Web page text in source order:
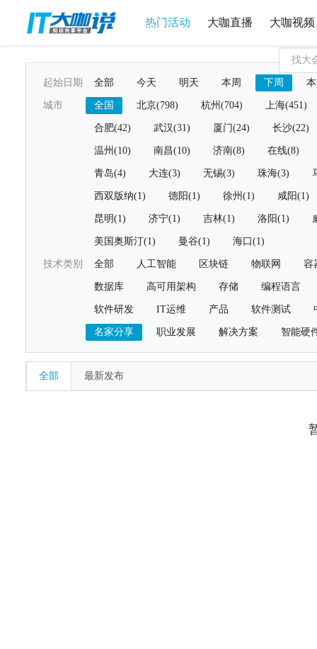
热门活动 大咖直播 大咖视频
起始日期 全部 今天 明天 本周 下周
城市 全国 北京(798) 杭州(704) 上海(451)
合肥(42) 武汉(31) 厦门(24) 长沙(22)
温州(10) 南昌(10) 济南(8) 在线(8)
青岛(4) 大连(3) 无锡(3) 珠海(3)
西双版纳(1) 德阳(1) 徐州(1) 咸阳(1)
昆明(1) 济宁(1) 吉林(1) 洛阳(1)
美国奥斯汀(1) 曼谷(1) 海口(1)
技术类别 全部 人工智能 区块链 物联网 容
数据库 高可用架构 存储 编程语言
软件研发 IT运维 产品 软件测试
名家分享 职业发展 解决方案 智能硬
全部 最新发布